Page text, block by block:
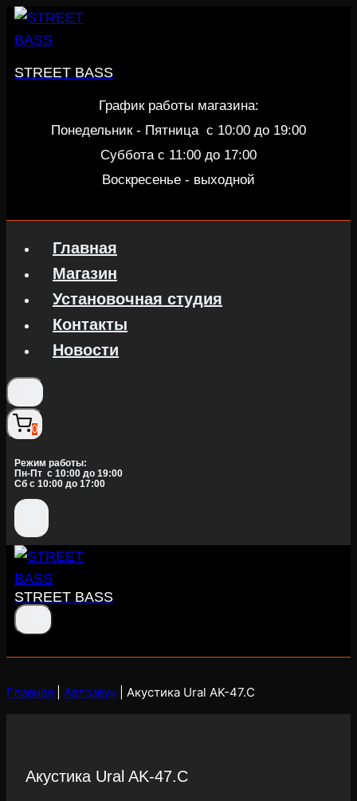
Перейти
STREET BASS
График работы магазина:
Понедельник - Пятница c 10:00 до 19:00
Суббота с 11:00 до 17:00
Воскресенье - выходной
Главная
Магазин
Установочная студия
Контакты
Новости
0
Режим работы:
Пн-Пт c 10:00 до 19:00
Сб с 10:00 до 17:00
STREET BASS
Главная Автозвук Акустика Ural AK-47.С
Акустика Ural AK-47.С